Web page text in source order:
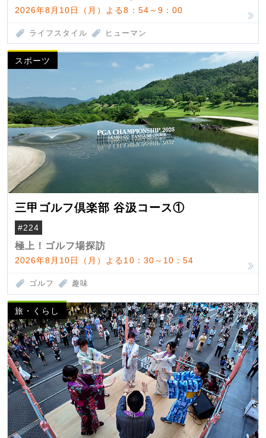
2026年8月10日（月）よる8：54～9：00
ライフスタイル ヒューマン
スポーツ
三甲ゴルフ倶楽部 谷汲コース①
#224
極上！ゴルフ場探訪
2026年8月10日（月）よる10：30～10：54
ゴルフ 趣味
旅・くらし